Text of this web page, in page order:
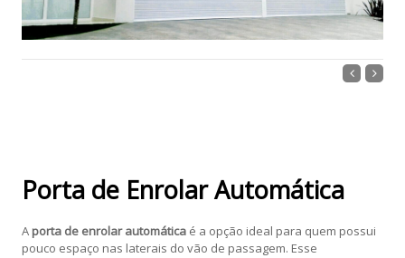
Porta de Enrolar Automática
A porta de enrolar automáticaé a opção ideal para quem possui
pouco espaço nas laterais do vão de passagem. Esse